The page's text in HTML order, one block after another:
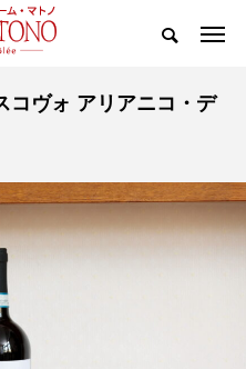
コヴォ アリアニコ・デ